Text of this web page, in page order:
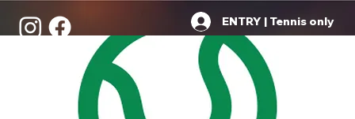
ENTRY | Tennis only